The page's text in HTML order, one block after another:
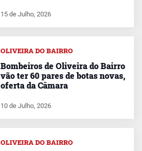
15 de Julho, 2026
OLIVEIRA DO BAIRRO
Bombeiros de Oliveira do Bairro
vão ter 60 pares de botas novas,
oferta da Câmara
10 de Julho, 2026
OLIVEIRA DO BAIRRO